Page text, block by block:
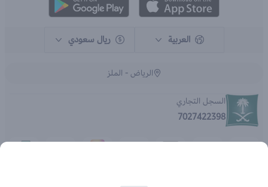
العربية ريال سعودي
الرياض - الملز
السجل التجاري
7027422398